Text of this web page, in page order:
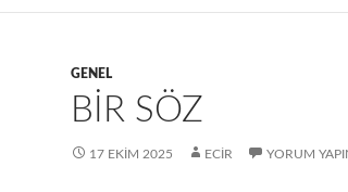
GENEL
BİR SÖZ
17 EKIM 2025 ECIR YORUM